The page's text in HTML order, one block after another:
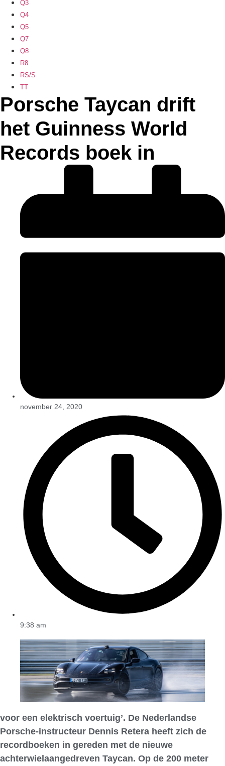
Q3
Q4
Q5
Q7
Q8
R8
RS/S
TT
Porsche Taycan drift
het Guinness World
Records boek in
november 24, 2020
9:38 am
voor een elektrisch voertuig’. De Nederlandse
Porsche-instructeur Dennis Retera heeft zich de
recordboeken in gereden met de nieuwe
achterwielaangedreven Taycan. Op de 200 meter